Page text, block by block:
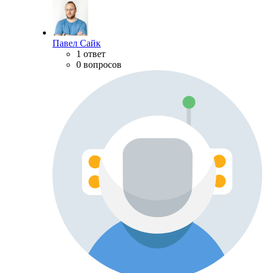
Павел Сайк
1 ответ
0 вопросов